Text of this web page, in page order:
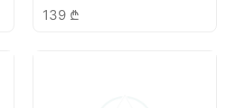
139 ₾